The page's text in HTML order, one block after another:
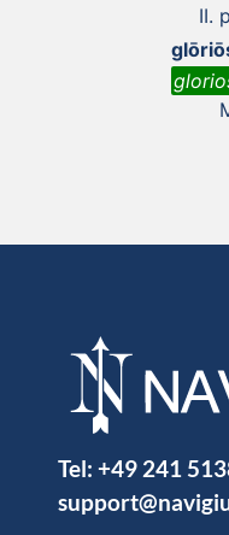
Tel: +49 241